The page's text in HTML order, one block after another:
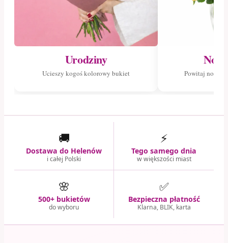
Urodziny
Ucieszy kogoś kolorowy bukiet Powitaj
🚚
Dostawa do Helenów
i całej Polski
⚡
Tego samego dnia
w większości miast
🌸
500+ bukietów
do wyboru
✅
Bezpieczna płatność
Klarna, BLIK, karta